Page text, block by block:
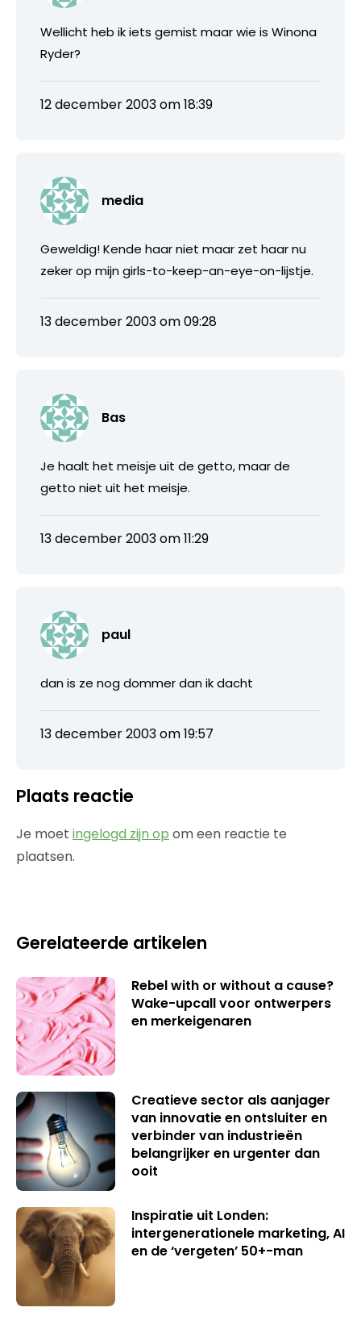
Wellicht heb ik iets gemist maar wie is Winona
Ryder?
12 december 2003 om 18:39
media
Geweldig! Kende haar niet maar zet haar nu
zeker op mijn girls-to-keep-an-eye-on-lijstje.
13 december 2003 om 09:28
Bas
Je haalt het meisje uit de getto, maar de
getto niet uit het meisje.
13 december 2003 om 11:29
paul
dan is ze nog dommer dan ik dacht
13 december 2003 om 19:57
Plaats reactie
Je moet ingelogd zijn op om een reactie te
plaatsen.
Gerelateerde artikelen
Rebel with or without a cause?
Wake-upcall voor ontwerpers
en merkeigenaren
Creatieve sector als aanjager
van innovatie en ontsluiter en
verbinder van industrieën
belangrijker en urgenter dan
ooit
Inspiratie uit Londen:
intergenerationele marketing, AI
en de ‘vergeten’ 50+-man